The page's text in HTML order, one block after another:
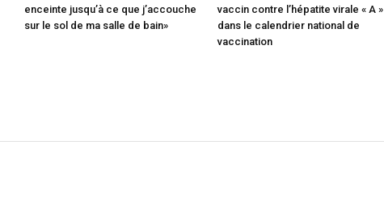
enceinte jusqu’à ce que j’accouche
sur le sol de ma salle de bain»
vaccin contre l’hépatite virale « A »
dans le calendrier national de
vaccination